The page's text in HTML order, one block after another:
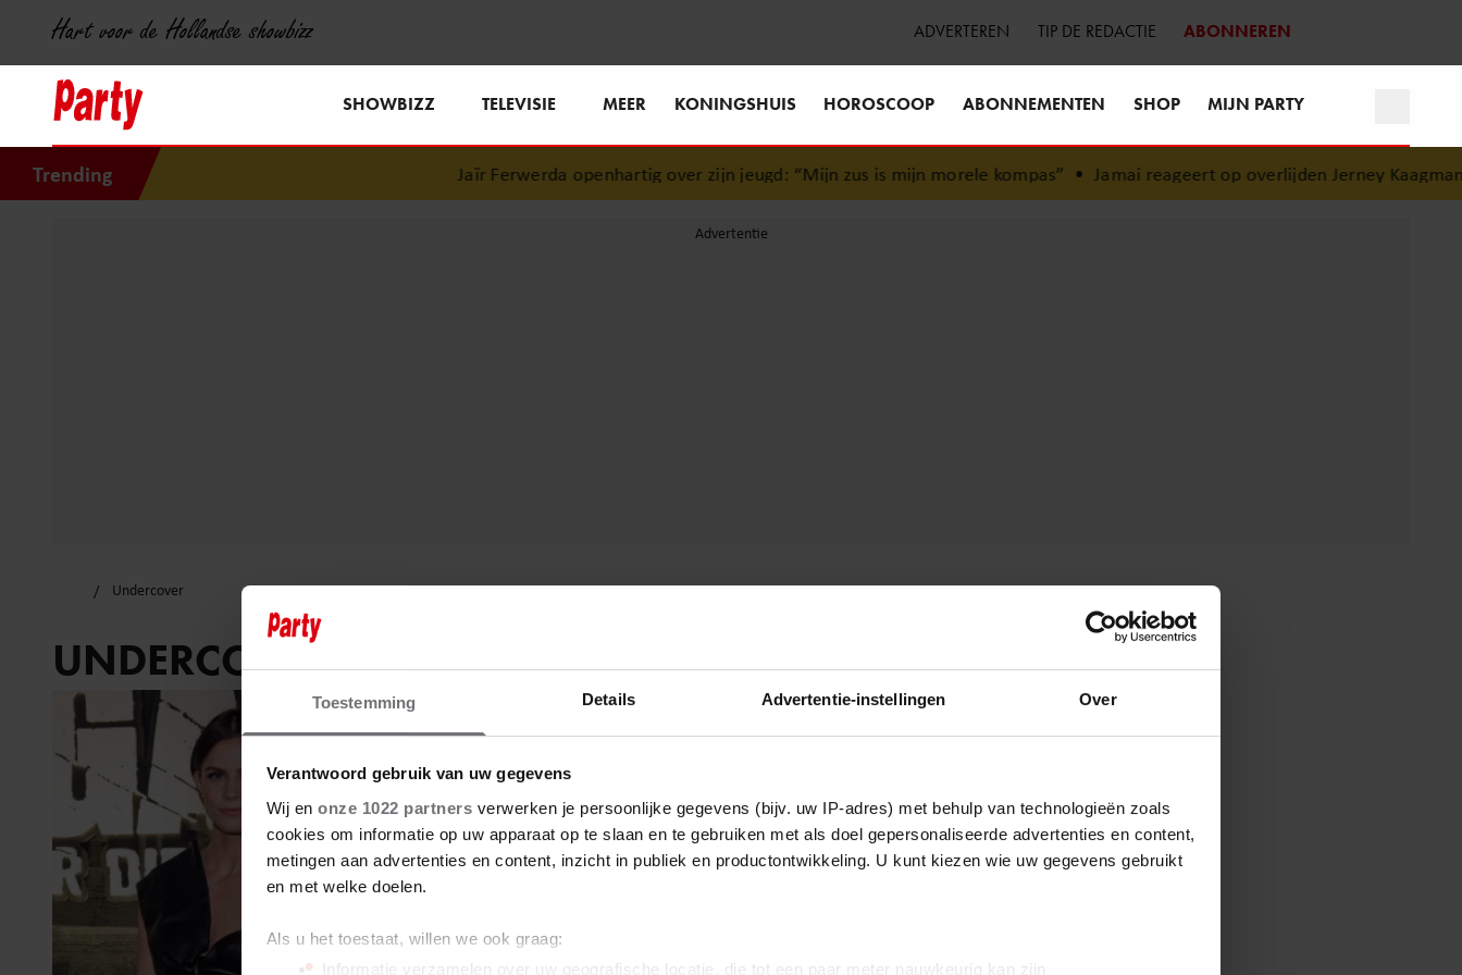
Toestemming Details Advertentie-instellingen Over
Verantwoord gebruik van uw gegevens
Wij en onze 1022 partners verwerken je persoonlijke gegevens (bijv. uw IP-adres) met behulp van technologieën zoals
cookies om informatie op uw apparaat op te slaan en te gebruiken met als doel gepersonaliseerde advertenties en content,
metingen aan advertenties en content, inzicht in publiek en productontwikkeling. U kunt kiezen wie uw gegevens gebruikt
en met welke doelen.
Als u het toestaat, willen we ook graag:
Informatie verzamelen over uw geografische locatie, die tot een paar meter nauwkeurig kan zijn
Hart voor de Hollandse showbizz ADVERTEREN TIP DE REDACTIE ABONNEREN
SHOWBIZZ TELEVISIE MEER KONINGSHUIS HOROSCOOP ABONNEMENTEN SHOP MIJN PARTY
Trending Jaïr Ferwerda openhartig over zijn jeugd: “Mijn zus is mijn morele kompas”•Jamai reageert op overlijden Jerney Kaagman
Undercover
UNDERCOVER